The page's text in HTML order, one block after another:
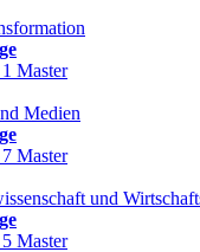
Master
Medien
Master
und
Master